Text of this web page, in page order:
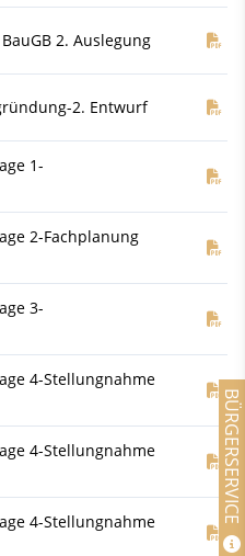
BÜRGERSERVICE
2. Auslegung
2. Entwurf
1-
2-Fachplanung
3-
4-Stellungnahme
4-Stellungnahme
4-Stellungnahme